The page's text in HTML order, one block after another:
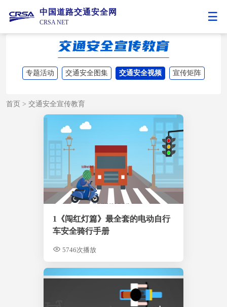
中国道路交通安全网
CRSA NET
专题活动 交通安全图集 交通安全视频 宣传矩阵
首页 > 交通安全宣传教育
1《闯红灯篇》最全套的电动自行
车安全骑行手册
5746次播放